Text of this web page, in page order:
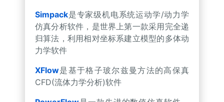
Simpack是专家级机电系统运动学/动力学
仿真分析软件，是世界上第一款采用完全递
归算法，利用相对坐标系建立模型的多体动
力学软件
XFlow是基于格子玻尔兹曼方法的高保真
CFD(流体力学分析)软件